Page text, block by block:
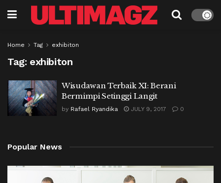
Home Tag exhibiton
Tag: exhibiton
Wisudawan Terbaik XI: Berani
Bermimpi Setinggi Langit
by Rafael Ryandika JULY 9, 2017 0
Popular News